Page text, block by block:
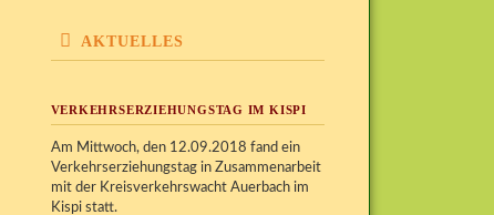
AKTUELLES
VERKEHRSERZIEHUNGSTAG IM KISPI
Am Mittwoch, den 12.09.2018 fand ein
Verkehrserziehungstag in Zusammenarbeit
mit der Kreisverkehrswacht Auerbach im
Kispi statt.